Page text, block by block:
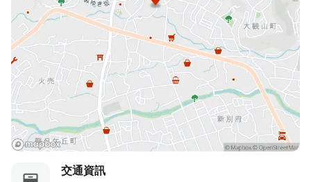
交通資訊